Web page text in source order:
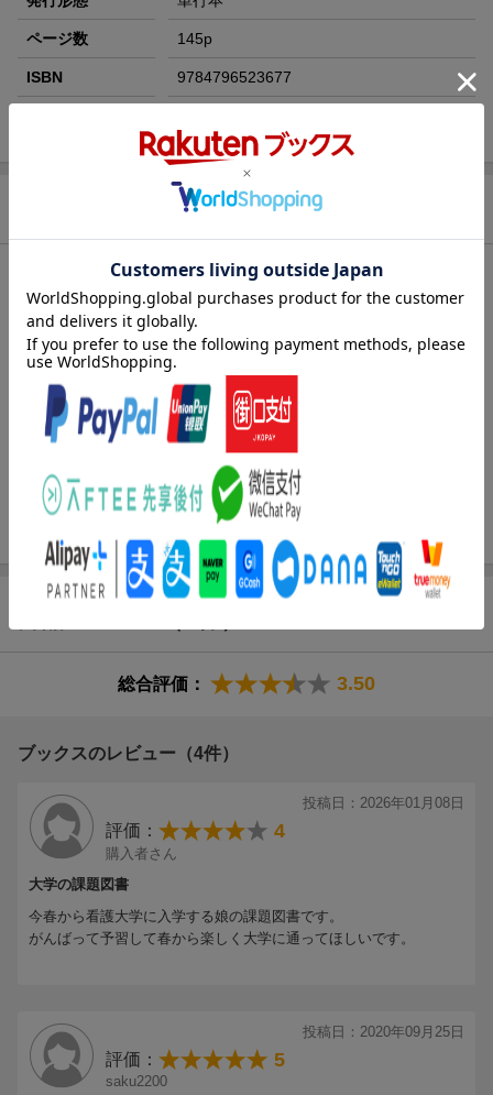
ページ数 145p
ISBN 9784796523677
内容紹介（「BOOK」データベースより）
ニガテな解剖生理の実力をアップ！系統別・項目別に、覚えてお
きたいポイントを厳選。繰り返し解いて書くことで実力がつくワ
ークブック。
目次（「BOOK」データベースより）
細胞・組織／骨格系／筋肉系／循環器系／血液・体液／呼吸器系
／消化器系・代謝／秘尿器系・生殖器系／内分泌系／体温／脳神
総合評価： 3.50
ブックスのレビュー（4件）
投稿日：2026年01月08日
評価： 4
購入者さん
大学の課題図書
今春から看護大学に入学する娘の課題図書です。
がんばって予習して春から楽しく大学に通ってほしいです。
投稿日：2020年09月25日
評価： 5
saku2200